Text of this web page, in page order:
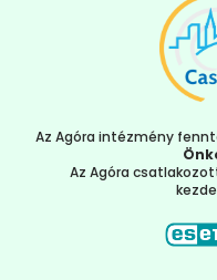
Az Agóra intézmény
Az Agóra